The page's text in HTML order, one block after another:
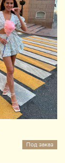
Под заказ